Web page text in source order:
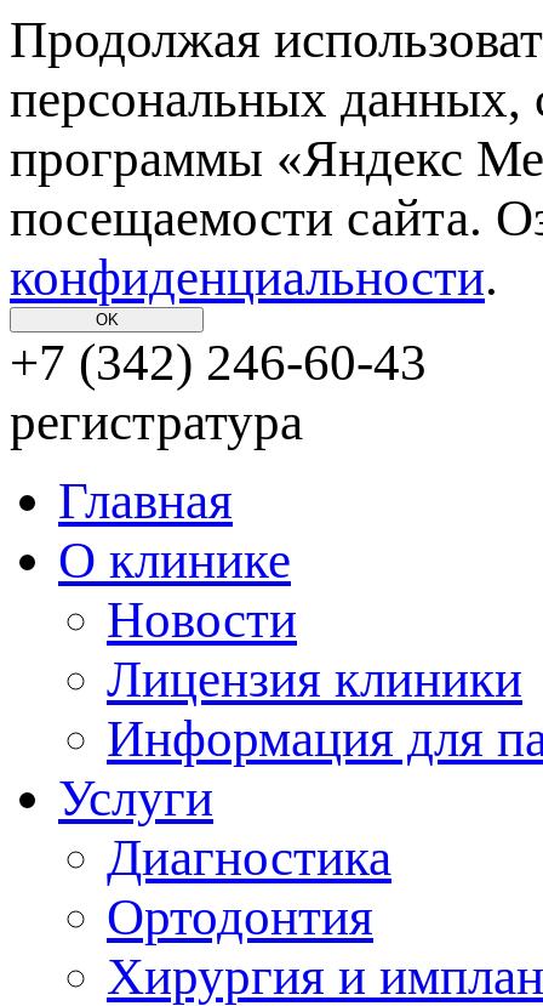
Продолжая
персональных данных,
программы «Яндекс
посещаемости сайта.
конфиденциальности.
OK
+7 (342) 246-60-43
регистратура
Главная
О клинике
Новости
Лицензия клиники
Информация для
Услуги
Диагностика
Ортодонтия
Хирургия и